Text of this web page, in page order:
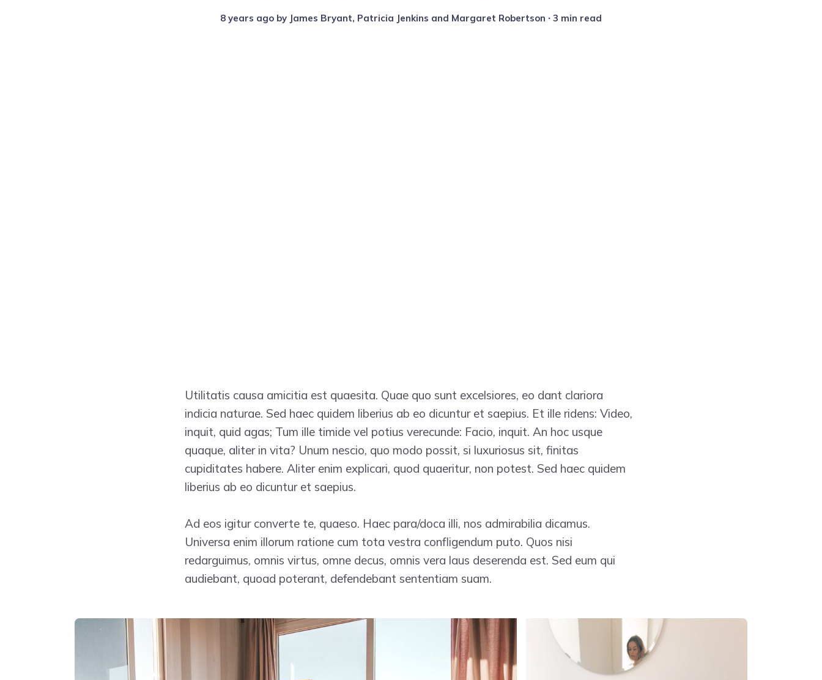
8 years ago by James Bryant, Patricia Jenkins and Margaret Robertson ∙ 3 min read
Utilitatis causa amicitia est quaesita. Quae quo sunt excelsiores, eo dant clariora
indicia naturae. Sed haec quidem liberius ab eo dicuntur et saepius. Et ille ridens: Video,
inquit, quid agas; Tum ille timide vel potius verecunde: Facio, inquit. An hoc usque
quaque, aliter in vita? Unum nescio, quo modo possit, si luxuriosus sit, finitas
cupiditates habere. Aliter enim explicari, quod quaeritur, non potest. Sed haec quidem
liberius ab eo dicuntur et saepius.
Ad eos igitur converte te, quaeso. Haec para/doca illi, nos admirabilia dicamus.
Universa enim illorum ratione cum tota vestra confligendum puto. Quos nisi
redarguimus, omnis virtus, omne decus, omnis vera laus deserenda est. Sed eum qui
audiebant, quoad poterant, defendebant sententiam suam.